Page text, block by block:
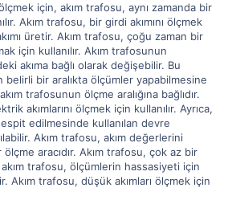
için, akım trafosu, aynı zamanda bir
Akım trafosu, bir girdi akımını ölçmek
üretir. Akım trafosu, çoğu zaman bir
için kullanılır. Akım trafosunun
akıma bağlı olarak değişebilir. Bu
belirli bir aralıkta ölçümler yapabilmesine
trafosunun ölçme aralığına bağlıdır.
akımlarını ölçmek için kullanılır. Ayrıca,
edilmesinde kullanılan devre
Akım trafosu, akım değerlerini
aracıdır. Akım trafosu, çok az bir
trafosu, ölçümlerin hassasiyeti için
Akım trafosu, düşük akımları ölçmek için